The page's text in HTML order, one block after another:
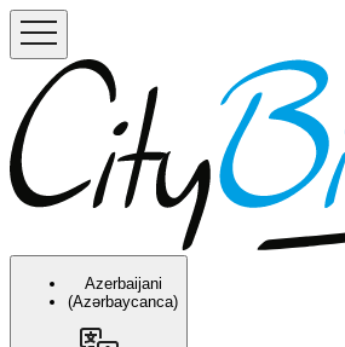
Azerbaijani
(Azərbaycanca)